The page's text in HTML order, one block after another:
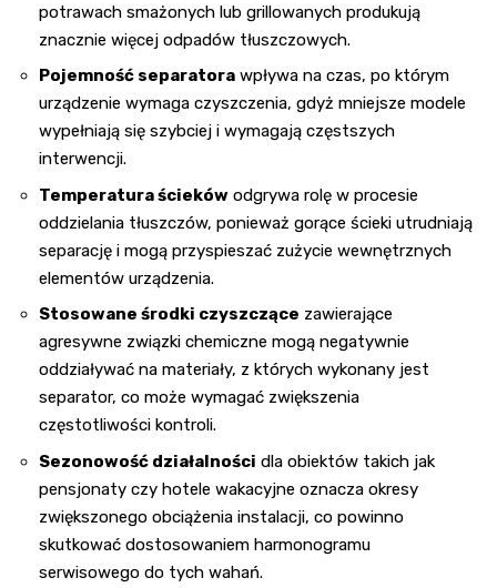
potrawach smażonych lub grillowanych produkują
znacznie więcej odpadów tłuszczowych.
Pojemność separatora wpływa na czas, po którym
urządzenie wymaga czyszczenia, gdyż mniejsze modele
wypełniają się szybciej i wymagają częstszych
interwencji.
Temperatura ścieków odgrywa rolę w procesie
oddzielania tłuszczów, ponieważ gorące ścieki utrudniają
separację i mogą przyspieszać zużycie wewnętrznych
elementów urządzenia.
Stosowane środki czyszczące zawierające
agresywne związki chemiczne mogą negatywnie
oddziaływać na materiały, z których wykonany jest
separator, co może wymagać zwiększenia
częstotliwości kontroli.
Sezonowość działalności dla obiektów takich jak
pensjonaty czy hotele wakacyjne oznacza okresy
zwiększonego obciążenia instalacji, co powinno
skutkować dostosowaniem harmonogramu
serwisowego do tych wahań.